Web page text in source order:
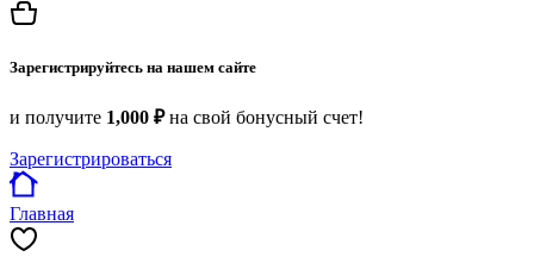
Зарегистрируйтесь на нашем сайте
и получите 1,000 ₽на свой бонусный счет!
Зарегистрироваться
Главная